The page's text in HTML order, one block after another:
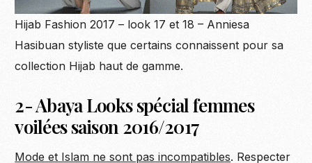
Hijab Fashion 2017 – look 17 et 18 – Anniesa
Hasibuan styliste que certains connaissent pour sa
collection Hijab haut de gamme.
2- Abaya Looks spécial femmes
voilées saison 2016/2017
Mode et Islam ne sont pas incompatibles. Respecter